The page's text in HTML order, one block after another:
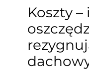
Koszty –